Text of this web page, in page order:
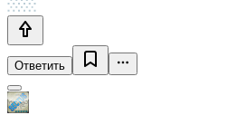
Ответить